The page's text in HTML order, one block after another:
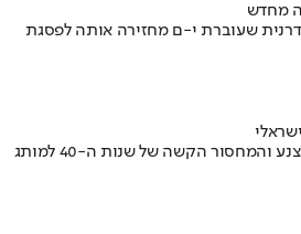
מחדש
שעוברת י-ם מחזירה אותה לפסגת
איך אסם הפכה את תקופת הצנע והמחסור הקשה של שנות ה-40 למותג